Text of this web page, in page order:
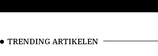
TRENDING ARTIKELEN